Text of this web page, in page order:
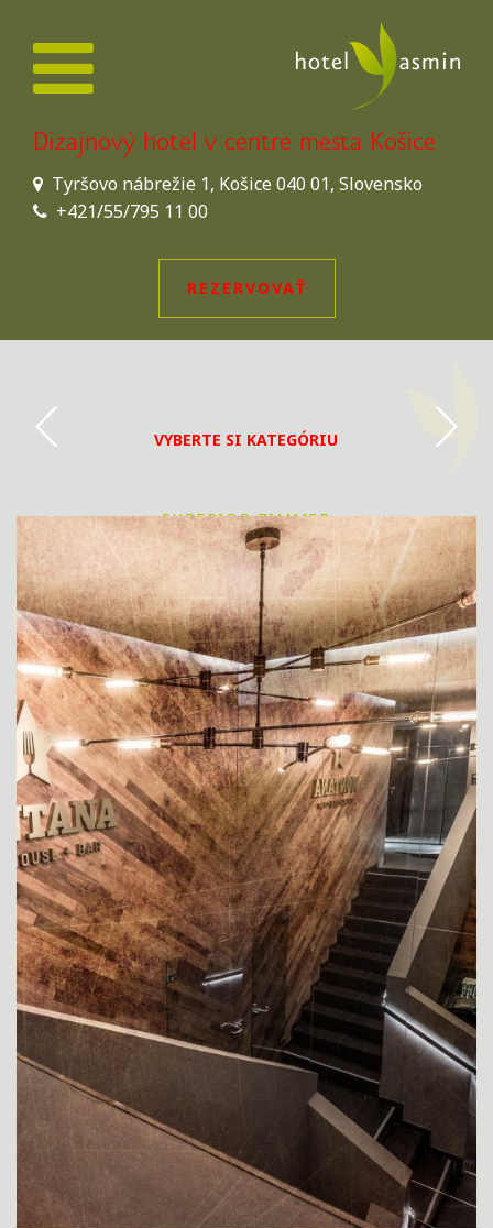
Dizajnový hotel v centre mesta Košice
Tyršovo nábrežie 1, Košice 040 01, Slovensko
+421/55/795 11 00
REZERVOVAŤ
VYBERTE SI KATEGÓRIU
SUPERIOR ZIMMER
SUPERIOR ZIMMER FÜR BEHINDERTE GÄSTE
ZIMMER DE LUXE
APPARTEMENT JUNIOR SUITE
DELUXE APPARTEMENT YASMIN